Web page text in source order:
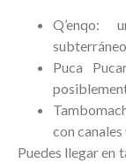
Q’enqo:
Puca
con
Puedes llegar en